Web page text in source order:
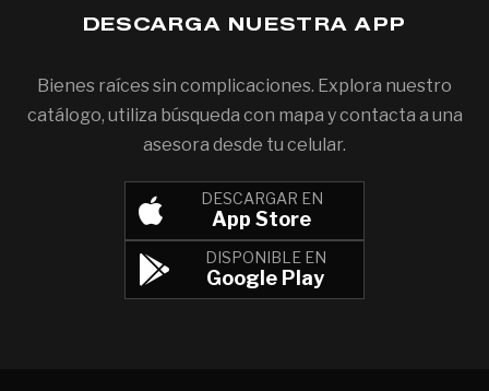
DESCARGA NUESTRA APP
Bienes raíces sin complicaciones. Explora nuestro
catálogo, utiliza búsqueda con mapa y contacta a una
asesora desde tu celular.
DESCARGAR EN
App Store
DISPONIBLE EN
Google Play